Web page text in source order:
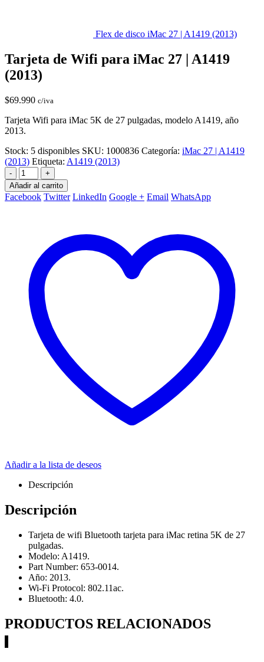
Flex de disco iMac 27 | A1419 (2013)
Tarjeta de Wifi para iMac 27 | A1419
(2013)
$69.990 c/iva
Tarjeta Wifi para iMac 5K de 27 pulgadas, modelo A1419, año
2013.
Stock: 5 disponibles SKU: 1000836 Categoría: iMac 27 | A1419
(2013) Etiqueta: A1419 (2013)
-
+
Añadir al carrito
Facebook Twitter LinkedIn Google + Email WhatsApp
Añadir a la lista de deseos
Descripción
Descripción
Tarjeta de wifi Bluetooth tarjeta para iMac retina 5K de 27
pulgadas.
Modelo: A1419.
Part Number: 653-0014.
Año: 2013.
Wi-Fi Protocol: 802.11ac.
Bluetooth: 4.0.
PRODUCTOS RELACIONADOS